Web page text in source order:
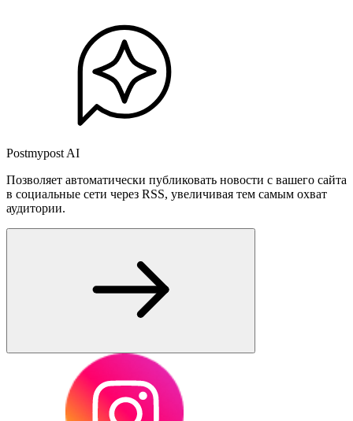
Postmypost AI
Позволяет автоматически публиковать новости с вашего сайта
в социальные сети через RSS, увеличивая тем самым охват
аудитории.